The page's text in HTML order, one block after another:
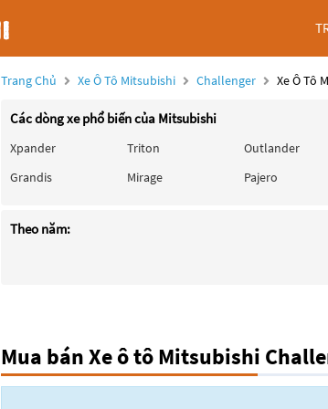
Trang Chủ Xe Ô Tô Mitsubishi Challenger Xe Ô Tô
Các dòng xe phổ biến của Mitsubishi
Xpander Triton Outlander
Grandis
Mirage Pajero
Theo năm:
Mua bán Xe ô tô Mitsubishi